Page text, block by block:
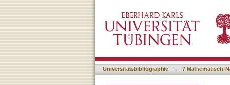
Einfluss von
Universitätsbibliographie → 7 Mathematisch-